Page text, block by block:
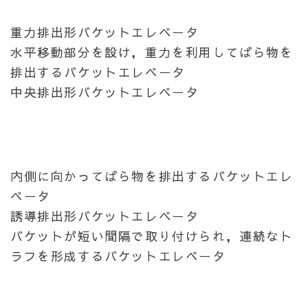
重力排出形バケットエレベータ
水平移動部分を設け，重力を利用してばら物を
排出するバケットエレベータ
中央排出形バケットエレベータ
内側に向かってばら物を排出するバケットエレ
ベータ
誘導排出形バケットエレベータ
バケットが短い間隔で取り付けられ，連続なト
ラフを形成するバケットエレベータ